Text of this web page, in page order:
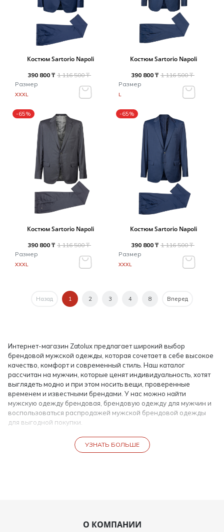
Костюм Sartorio Napoli
390 800 ₸ 1 116 500 ₸
Размер
XXXL
Костюм Sartorio Napoli
390 800 ₸ 1 116 500 ₸
Размер
L
-65%
Костюм Sartorio Napoli
390 800 ₸ 1 116 500 ₸
Размер
XXXL
-65%
Костюм Sartorio Napoli
390 800 ₸ 1 116 500 ₸
Размер
XXXL
Назад 1 2 3 4 8 Вперед
Интернет-магазин Zatolux предлагает широкий выбор
брендовой мужской одежды, которая сочетает в себе высокое
качество, комфорт и современный стиль. Наш каталог
рассчитан на мужчин, которые ценят индивидуальность, хотят
выглядеть модно и при этом носить вещи, проверенные
временем и известными брендами. У нас можно найти
мужскую одежду брендовая, брендовую одежду для мужчин и
воспользоваться распродажей мужской брендовой одежды
для выгодной покупки.
Почему стоит выбирать брендовую мужскую одежду
Брендовая мужская одежда интернет магазин Zatolux — это
Мужские рубашки и футболки брендовые для делового и
УЗНАТЬ БОЛЬШЕ
О КОМПАНИИ